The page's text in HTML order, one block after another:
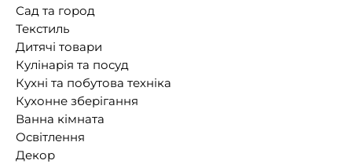
Сад та город
Текстиль
Дитячі товари
Кулінарія та посуд
Кухні та побутова техніка
Кухонне зберігання
Ванна кімната
Освітлення
Декор